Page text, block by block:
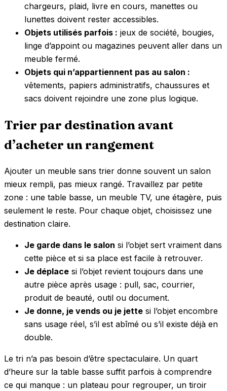
chargeurs, plaid, livre en cours, manettes ou
lunettes doivent rester accessibles.
Objets utilisés parfois : jeux de société, bougies,
linge d’appoint ou magazines peuvent aller dans un
meuble fermé.
Objets qui n’appartiennent pas au salon :
vêtements, papiers administratifs, chaussures et
sacs doivent rejoindre une zone plus logique.
Trier par destination avant
d’acheter un rangement
Ajouter un meuble sans trier donne souvent un salon
mieux rempli, pas mieux rangé. Travaillez par petite
zone : une table basse, un meuble TV, une étagère, puis
seulement le reste. Pour chaque objet, choisissez une
destination claire.
Je garde dans le salon si l’objet sert vraiment dans
cette pièce et si sa place est facile à retrouver.
Je déplace si l’objet revient toujours dans une
autre pièce après usage : pull, sac, courrier,
produit de beauté, outil ou document.
Je donne, je vends ou je jette si l’objet encombre
sans usage réel, s’il est abîmé ou s’il existe déjà en
double.
Le tri n’a pas besoin d’être spectaculaire. Un quart
d’heure sur la table basse suffit parfois à comprendre
ce qui manque : un plateau pour regrouper, un tiroir